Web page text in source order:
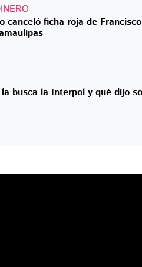
canceló ficha roja de
busca la Interpol y qué dijo